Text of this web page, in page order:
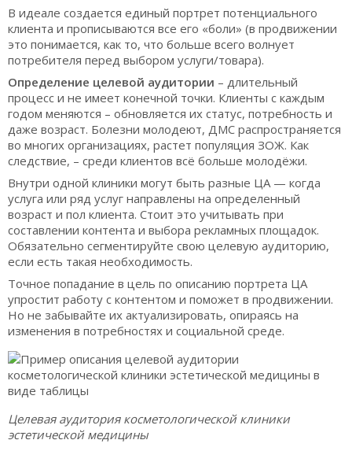
В идеале создается единый портрет потенциального
клиента и прописываются все его «боли» (в продвижении
это понимается, как то, что больше всего волнует
потребителя перед выбором услуги/товара).
Определение целевой аудитории – длительный
процесс и не имеет конечной точки. Клиенты с каждым
годом меняются – обновляется их статус, потребность и
даже возраст. Болезни молодеют, ДМС распространяется
во многих организациях, растет популяция ЗОЖ. Как
следствие, – среди клиентов всё больше молодёжи.
Внутри одной клиники могут быть разные ЦА — когда
услуга или ряд услуг направлены на определенный
возраст и пол клиента. Стоит это учитывать при
составлении контента и выбора рекламных площадок.
Обязательно сегментируйте свою целевую аудиторию,
если есть такая необходимость.
Точное попадание в цель по описанию портрета ЦА
упростит работу с контентом и поможет в продвижении.
Но не забывайте их актуализировать, опираясь на
изменения в потребностях и социальной среде.
Целевая аудитория косметологической клиники
эстетической медицины